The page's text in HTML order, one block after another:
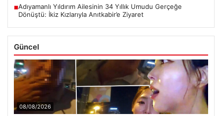
■Adıyamanlı Yıldırım Ailesinin 34 Yıllık Umudu Gerçeğe
Dönüştü: İkiz Kızlarıyla Anıtkabir’e Ziyaret
Güncel
08/08/2026